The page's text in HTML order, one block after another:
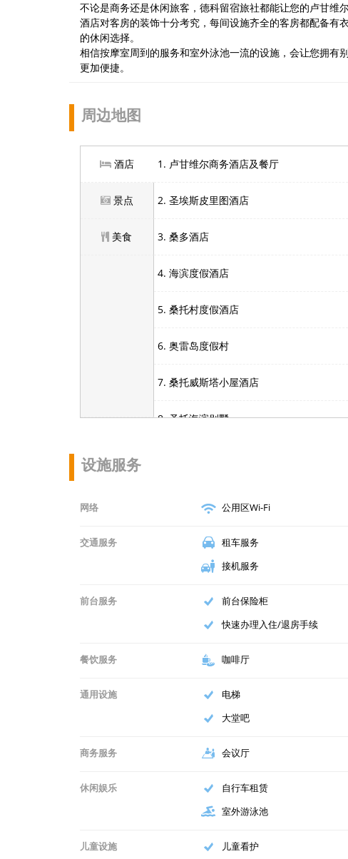
不论是商务还是休闲旅客，德科留宿旅社都能让您的卢甘维
酒店对客房的装饰十分考究，每间设施齐全的客房都配备
的休闲选择。
相信按摩室周到的服务和室外泳池一流的设施，会让您拥有
更加便捷。
周边地图
酒店
景点
美食
1. 卢甘维尔商务酒店及餐厅
2. 圣埃斯皮里图酒店
3. 桑多酒店
4. 海滨度假酒店
5. 桑托村度假酒店
6. 奥雷岛度假村
7. 桑托威斯塔小屋酒店
8. 圣托海滨别墅
12. Sails Beach House
13. 泰德斯里奇海滩别墅酒店
17. 莫岩之家滨海酒店
18. 希登湾生态度假酒店
19. 博萨私人岛屿度假村
20. 鲁图亚岛屿度假村及水疗中心
设施服务
网络 公用区Wi-Fi
交通服务 租车服务
接机服务
前台服务 前台保险柜
快速办理入住/退房手续
餐饮服务 咖啡厅
通用设施 电梯
大堂吧
商务服务 会议厅
休闲娱乐 自行车租赁
室外游泳池
儿童设施 儿童看护